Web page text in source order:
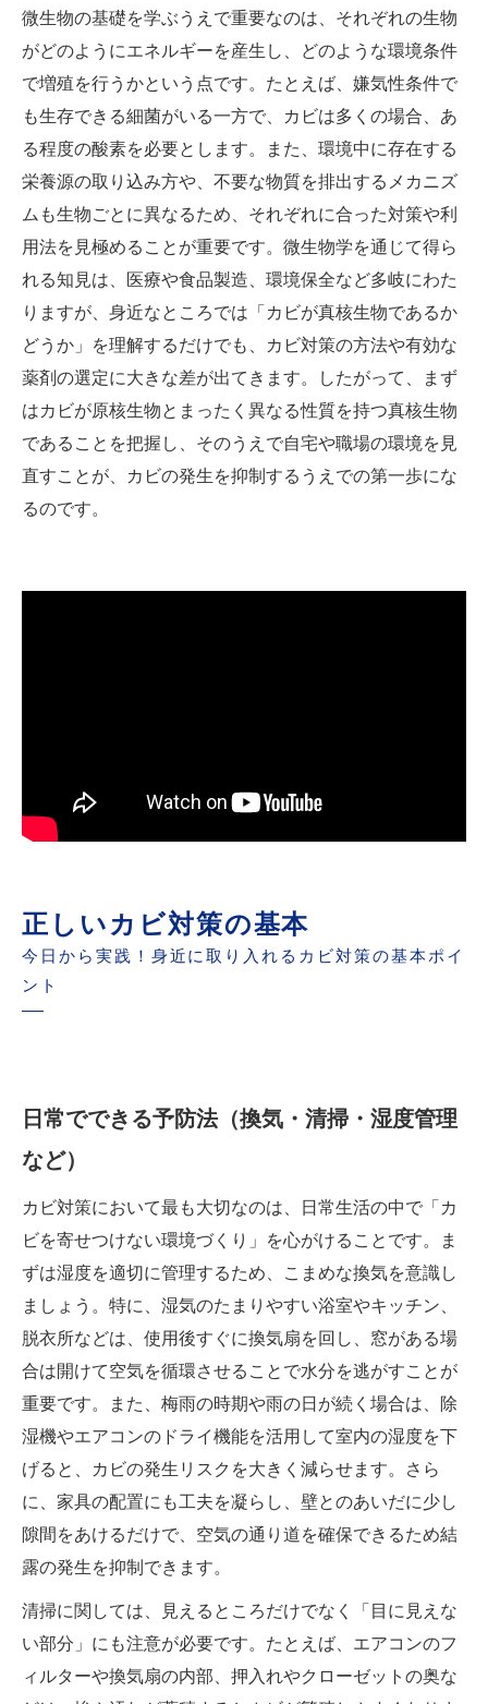
微生物の基礎を学ぶうえで重要なのは、それぞれの生物
がどのようにエネルギーを産生し、どのような環境条件
で増殖を行うかという点です。たとえば、嫌気性条件で
も生存できる細菌がいる一方で、カビは多くの場合、あ
る程度の酸素を必要とします。また、環境中に存在する
栄養源の取り込み方や、不要な物質を排出するメカニズ
ムも生物ごとに異なるため、それぞれに合った対策や利
用法を見極めることが重要です。微生物学を通じて得ら
れる知見は、医療や食品製造、環境保全など多岐にわた
りますが、身近なところでは「カビが真核生物であるか
どうか」を理解するだけでも、カビ対策の方法や有効な
薬剤の選定に大きな差が出てきます。したがって、まず
はカビが原核生物とまったく異なる性質を持つ真核生物
であることを把握し、そのうえで自宅や職場の環境を見
直すことが、カビの発生を抑制するうえでの第一歩にな
るのです。
正しいカビ対策の基本
今日から実践！身近に取り入れるカビ対策の基本ポイ
ント
日常でできる予防法（換気・清掃・湿度管理
など）
カビ対策において最も大切なのは、日常生活の中で「カ
ビを寄せつけない環境づくり」を心がけることです。ま
ずは湿度を適切に管理するため、こまめな換気を意識し
ましょう。特に、湿気のたまりやすい浴室やキッチン、
脱衣所などは、使用後すぐに換気扇を回し、窓がある場
合は開けて空気を循環させることで水分を逃がすことが
重要です。また、梅雨の時期や雨の日が続く場合は、除
湿機やエアコンのドライ機能を活用して室内の湿度を下
げると、カビの発生リスクを大きく減らせます。さら
に、家具の配置にも工夫を凝らし、壁とのあいだに少し
隙間をあけるだけで、空気の通り道を確保できるため結
露の発生を抑制できます。
清掃に関しては、見えるところだけでなく「目に見えな
い部分」にも注意が必要です。たとえば、エアコンのフ
ィルターや換気扇の内部、押入れやクローゼットの奥な